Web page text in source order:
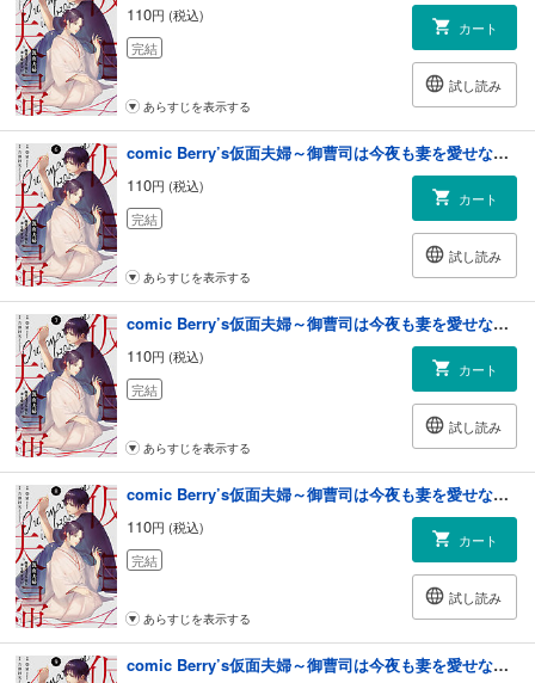
110円 (税込)
完結
カート
試し読み
あらすじを表示する
comic Berry’s仮面夫婦～御曹司は今夜も妻を愛せない～6巻
110円 (税込)
完結
カート
試し読み
あらすじを表示する
comic Berry’s仮面夫婦～御曹司は今夜も妻を愛せない～7巻
110円 (税込)
完結
カート
試し読み
あらすじを表示する
comic Berry’s仮面夫婦～御曹司は今夜も妻を愛せない～8巻
110円 (税込)
完結
カート
試し読み
あらすじを表示する
comic Berry’s仮面夫婦～御曹司は今夜も妻を愛せない～9巻